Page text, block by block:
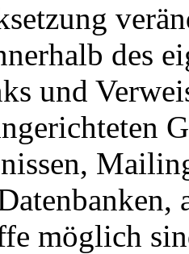
des
und
möglich